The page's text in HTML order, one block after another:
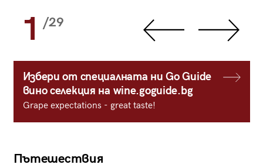
1 /29
Избери от специалната ни Go Guide
вино селекция на wine.goguide.bg
Grape expectations - great taste!
Пътешествия